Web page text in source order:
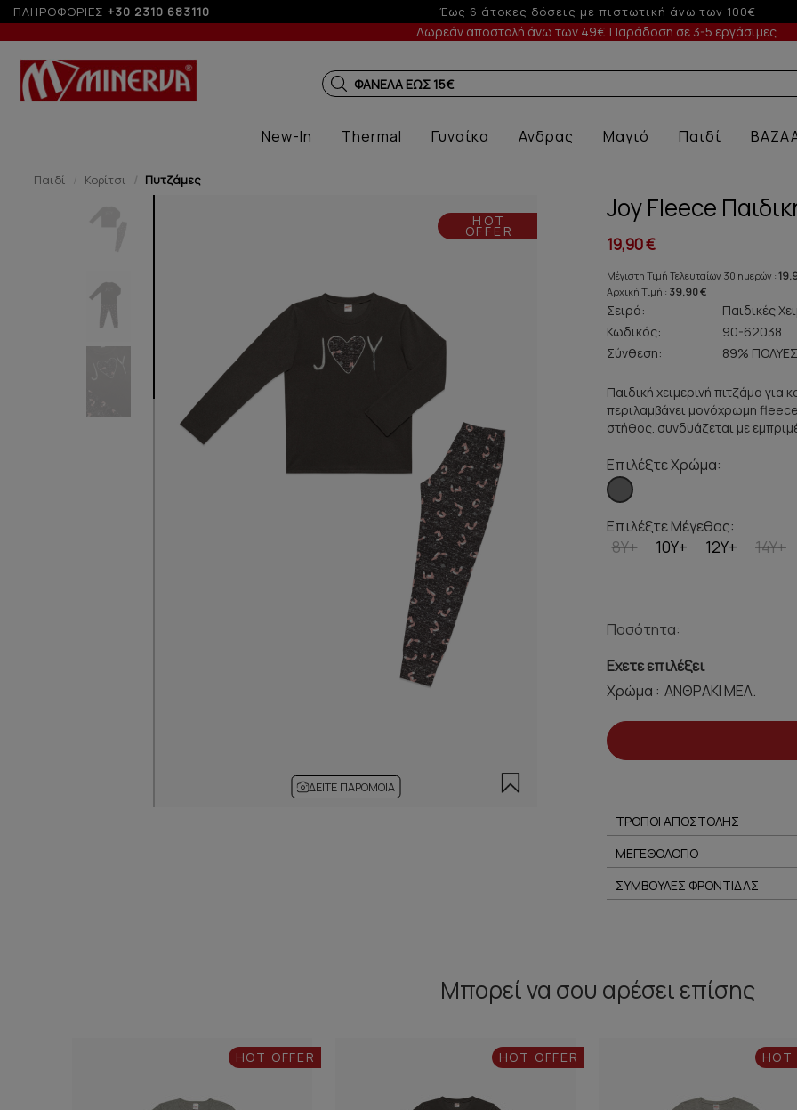
ΠΛΗΡΟΦΟΡΙΕΣ +30 2310 683110
6 άτοκες δόσεις με πιστωτική άνω των 100€ Έως 3 άτοκες δόσεις με
Δωρεάν αποστολή άνω των 49€. Παράδοση σε 3-5 εργάσιμες.
ΠΑΙΔΙΚΑ
New-In Thermal Γυναίκα Ανδρας Μαγιό Παιδί
Παιδί Κορίτσι Πυτζάμες
HOT
OFFER
ΔΕΊΤΕ ΠΑΡΌΜΟΙΑ
Joy Fleece
19,90 €
Μέγιστη Τιμή Τελευταίων 30 ημερών :
Αρχική Τιμή : 39,90 €
Σειρά:
Παιδικές
Κωδικός:
90-62038
Σύνθεση:
89%
Παιδική χειμερινή πιτζάμα
περιλαμβάνει μονόχρωμη
στήθος. συνδυάζεται με
Επιλέξτε Χρώμα:
Επιλέξτε Μέγεθος:
8Y+ 10Y+ 12Y+ 14Y+
Ποσότητα:
Εχετε επιλέξει
Χρώμα :
ΤΡΟΠΟΙ ΑΠΟΣΤΟΛΗΣ
ΜΕΓΕΘΟΛΟΓΙΟ
ΣΥΜΒΟΥΛΕΣ ΦΡΟΝΤΙΔΑΣ
Μπορεί να σου αρέσει επίσης
HOT OFFER HOT OFFER HOT